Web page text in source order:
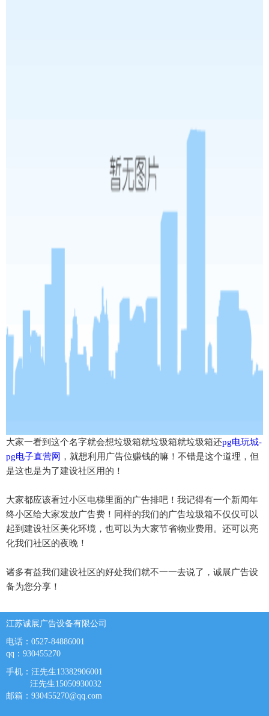
大家一看到这个名字就会想垃圾箱就垃圾箱就垃圾箱还pg电玩城-
pg电子直营网 ，就想利用广告位赚钱的嘛！不错是这个道理，但
是这也是为了建设社区用的！
大家都应该看过小区电梯里面的广告排吧！我记得有一个新闻年
终小区给大家发放广告费！同样的我们的广告垃圾箱不仅仅可以
起到建设社区美化环境，也可以为大家节省物业费用。还可以亮
化我们社区的夜晚！
诸多有益我们建设社区的好处我们就不一一去说了，诚展广告设
备为您分享！
江苏诚展广告设备有限公司
电话：0527-84886001
qq：930455270
手机：汪先生13382906001
汪先生15050930032
邮箱： 930455270@qq.com